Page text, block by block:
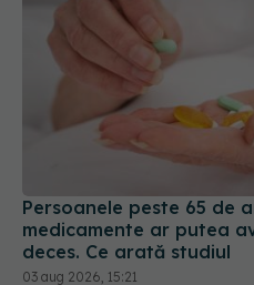
Persoanele peste 65 de
medicamente ar putea
03 aug 2026, 15:21